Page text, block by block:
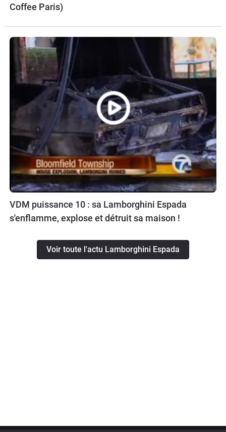
Coffee Paris)
VDM puissance 10 : sa Lamborghini Espada
s'enflamme, explose et détruit sa maison !
Voir toute l'actu Lamborghini Espada